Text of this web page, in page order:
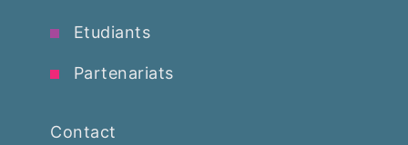
Etudiants
Partenariats
Contact